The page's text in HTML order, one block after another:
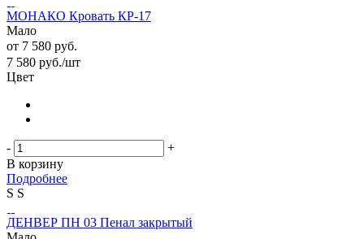
МОНАКО Кровать КР-17
Мало
от 7 580 руб.
7 580 руб./шт
Цвет
-
+
В корзину
Подробнее
S S
ДЕНВЕР ПН 03 Пенал закрытый